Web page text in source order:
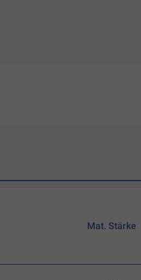
Mat. Stärke